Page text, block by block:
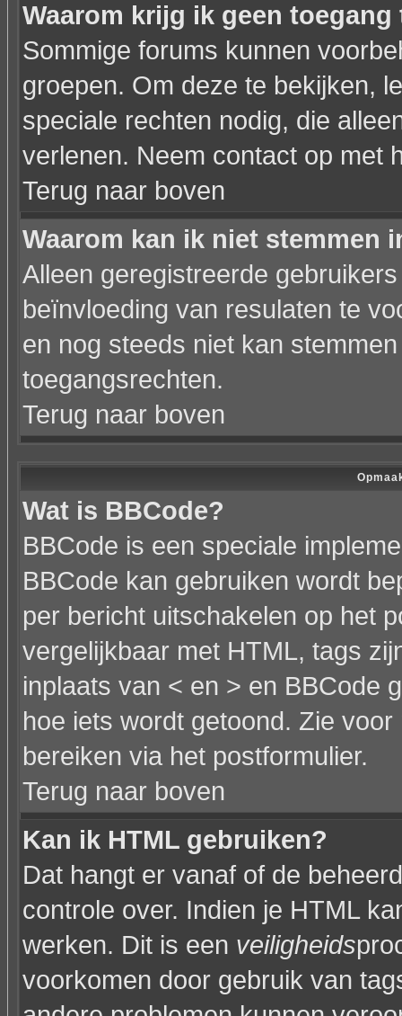
Waarom krijg ik geen
Sommige forums kunnen
groepen. Om deze te bekijken,
speciale rechten nodig, die
verlenen. Neem contact op met
Terug naar boven
Waarom kan ik niet stemmen
Alleen geregistreerde
beïnvloeding van resulaten te
en nog steeds niet kan
toegangsrechten.
Terug naar boven
Wat is BBCode?
BBCode is een speciale
BBCode kan gebruiken wordt
per bericht uitschakelen op het
vergelijkbaar met HTML, tags
inplaats van < en > en BBCode
hoe iets wordt getoond. Zie
bereiken via het postformulier.
Terug naar boven
Kan ik HTML gebruiken?
Dat hangt er vanaf of de
controle over. Indien je HTML
werken. Dit is een veiligheids
voorkomen door gebruik van